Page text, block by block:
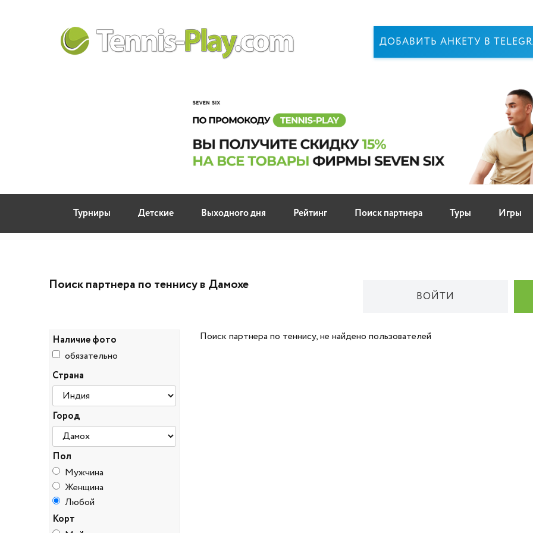
ДОБАВИТЬ АНКЕТУ В
Турниры Детские Выходного дня Рейтинг Поиск партнера Туры Игры
Поиск партнера по теннису в Дамохе
ВОЙТИ
Наличие фото
обязательно
Страна
Город
Пол
Мужчина
Женщина
Любой
Корт
Поиск партнера по теннису, не найдено пользователей